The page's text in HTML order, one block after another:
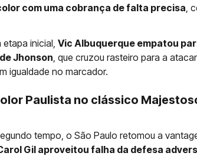
com uma cobrança de falta precisa,
inicial, Vic Albuquerque empatou
Jhonson, que cruzou rasteiro para a
igualdade no marcador.
Paulista no clássico
tempo, o São Paulo retomou a
Gil aproveitou falha da defesa